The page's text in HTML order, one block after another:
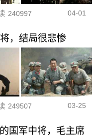
240997 04-01
，结局很悲惨
249507 03-25
国军中将，毛主席